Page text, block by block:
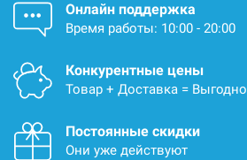
Онлайн поддержка
Время работы: 10:00 - 20:00
Конкурентные цены
Товар + Доставка = Выгодно
Постоянные скидки
Они уже действуют